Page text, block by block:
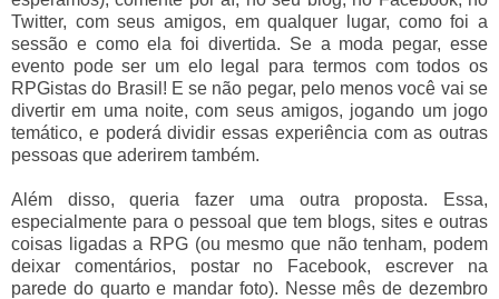
Twitter, com seus amigos, em qualquer lugar, como foi a
sessão e como ela foi divertida. Se a moda pegar, esse
evento pode ser um elo legal para termos com todos os
RPGistas do Brasil! E se não pegar, pelo menos você vai se
divertir em uma noite, com seus amigos, jogando um jogo
temático, e poderá dividir essas experiência com as outras
pessoas que aderirem também.
Além disso, queria fazer uma outra proposta. Essa,
especialmente para o pessoal que tem blogs, sites e outras
coisas ligadas a RPG (ou mesmo que não tenham, podem
deixar comentários, postar no Facebook, escrever na
parede do quarto e mandar foto). Nesse mês de dezembro